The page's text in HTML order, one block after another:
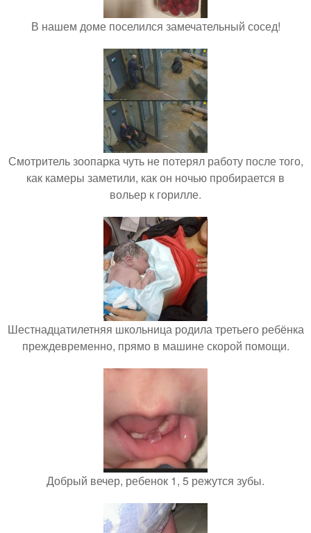
В нашем доме поселился замечательный сосед!
Смотритель зоопарка чуть не потерял работу после того,
как камеры заметили, как он ночью пробирается в
вольер к горилле.
Шестнадцатилетняя школьница родила третьего ребёнка
преждевременно, прямо в машине скорой помощи.
Добрый вечер, ребенок 1, 5 режутся зубы.